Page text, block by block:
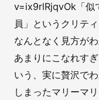
v=ix9rlRjqvOk「似
員」というクリテ
なんとなく見方が
あまりにこなれす
いう、実に贅沢で
しまったマリーマ